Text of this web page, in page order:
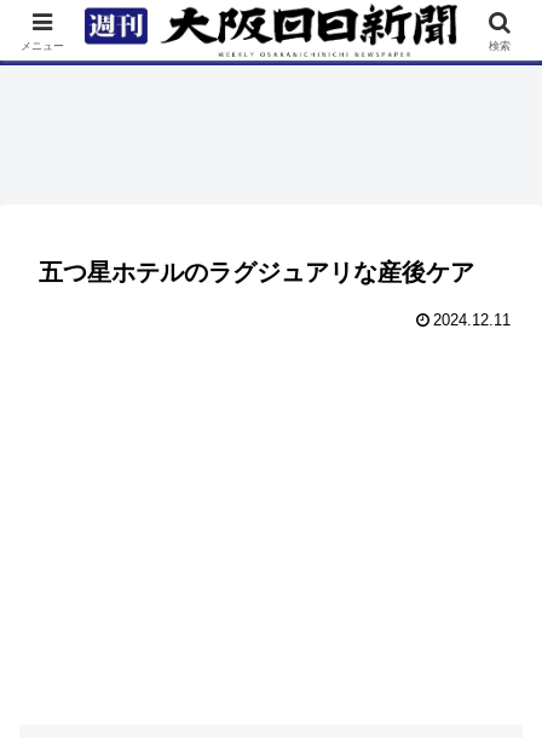
TOP 特集 ニュース 連載 街ネタ イベント
五つ星ホテルのラグジュアリな産後ケア
2024.12.11
メニュー 検索